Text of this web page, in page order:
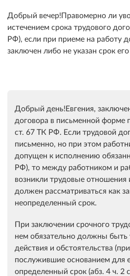
Добрый вечер!Правомерно ли
истечением срока трудового
РФ), если при приеме на работу
заключен либо не указан срок
Добрый день!Евгения,
договора в письменной форме
ст. 67 ТК РФ. Если трудовой
письменно, но при этом
допущен к исполнению
РФ), то между работником и
возникли трудовые отношения
должен рассматриваться как
неопределенный срок.
При заключении срочного
нем обязательно должны быть
действия и обстоятельства
послужившие основанием для
определенный срок (абз. 4 ч. 2